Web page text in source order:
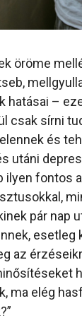
öröme
hatásai –
csak sírni
és
utáni
ilyen fontos
pár nap
esetleg
az
ma elég